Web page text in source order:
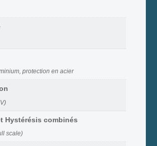
protection en acier
Hystérésis combinés
scale)